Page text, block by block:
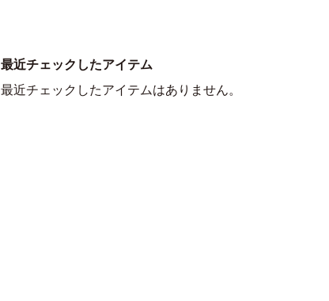
最近チェックしたアイテム
最近チェックしたアイテムはありません。